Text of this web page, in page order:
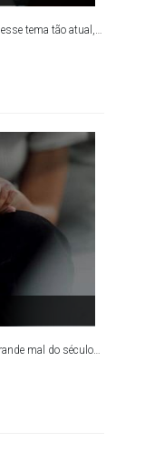
tema tão atual,
mal do século